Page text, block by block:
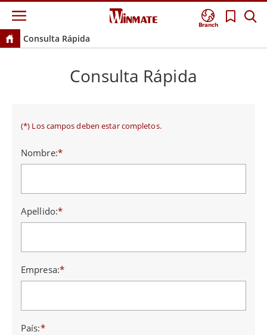
Branch
Consulta Rápida
Consulta Rápida
(*) Los campos deben estar completos.
Nombre:*
Apellido:*
Empresa:*
País:*